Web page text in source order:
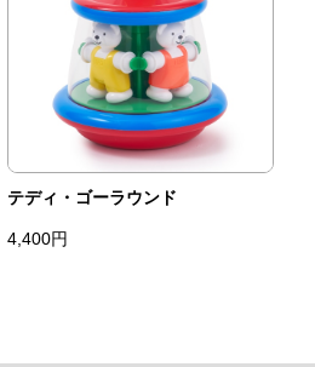
テディ・ゴーラウンド
4,400円